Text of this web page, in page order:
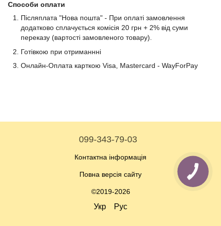
Способи оплати
Післяплата "Нова пошта" - При оплаті замовлення
додатково сплачується комісія 20 грн + 2% від суми
переказу (вартості замовленого товару).
Готівкою при отриманнні
Онлайн-Оплата карткою Visa, Mastercard - WayForPay
099-343-79-03
Контактна інформація
Повна версія сайту
©2019-2026
Укр Рус